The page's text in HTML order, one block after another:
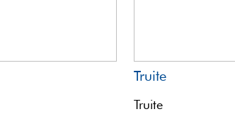
Truite
Truite